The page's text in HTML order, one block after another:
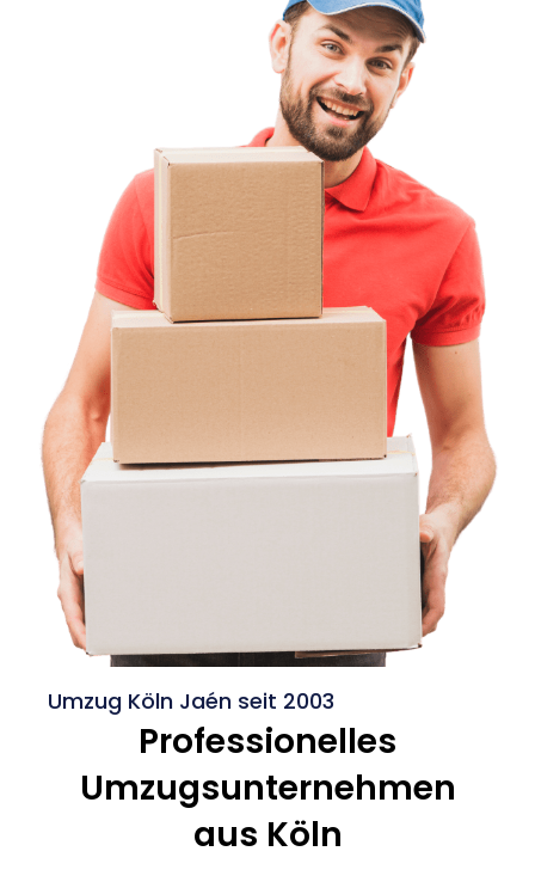
Umzug Köln Jaén seit 2003
Professionelles
Umzugsunternehmen
aus Köln